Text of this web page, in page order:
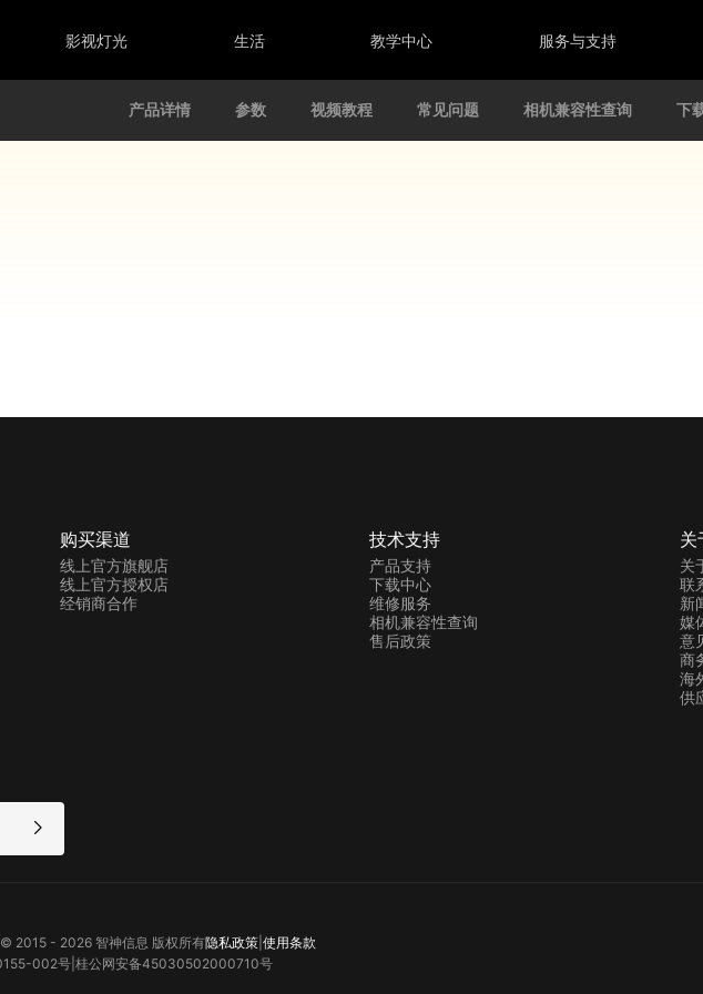
影视灯光 生活 教学中心 服务与支持
产品详情 参数 视频教程 常见问题 相机兼容性查询 下
购买渠道
线上官方旗舰店
线上官方授权店
经销商合作
技术支持
产品支持
下载中心
维修服务
相机兼容性查询
售后政策
关
关
联
新
媒
意
商
海
供
2015 - 2026 智神信息 版权所有隐私政策 使用条款
002号 桂公网安备45030502000710号